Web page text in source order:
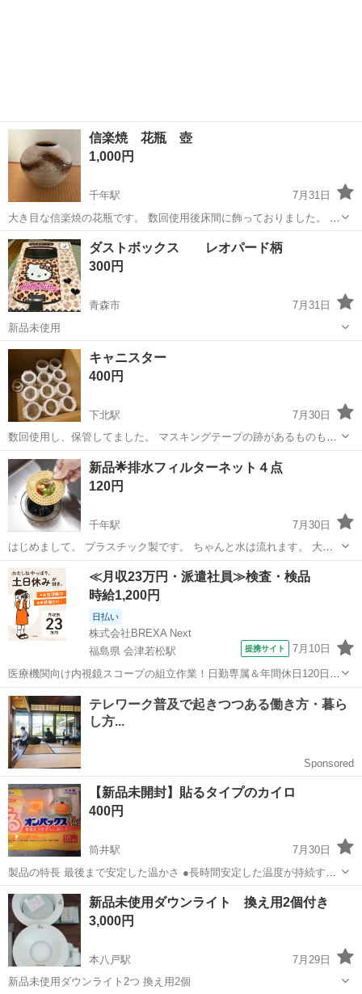
信楽焼 花瓶 壺
1,000円
千年駅
7月31日
大き目な信楽焼の花瓶です。 数回使用後床間に飾っておりました。 ご
納得の上ご購入お願い致します。
青森 弘前市 千年駅 家庭用品
ダストボックス レオパード柄
300円
青森市
7月31日
新品未使用
青森 青森市 家庭用品
キャニスター
400円
下北駅
7月30日
数回使用し、保管してました。 マスキングテープの跡があるものもあ
ります。 まとめてセットです。
青森 むつ市 下北駅 家庭用品
新品🌟排水フィルターネット４点
120円
千年駅
7月30日
はじめまして。 プラスチック製です。 ちゃんと水は流れます。 大き
さは写真３枚目に記載しています。 ✨もしかしたら欲しい商品が安値
であるかも✨ 🌸他の商品も見ていただければ嬉しいです🌸 ⚠️🚫⚠️🚫⚠️
🚫 値下げ交渉する...
青森 弘前市 千年駅 家庭用品
≪月収23万円・派遣社員≫検査・検品
時給1,200円
日払い
株式会社BREXA Next
福島県 会津若松駅
提携サイト 7月10日
医療機関向け内視鏡スコープの組立作業！日勤専属＆年間休日120日
★◎20代～40代の男女活躍中！送迎あり！マイカー通勤OK◎無料駐車
場あり★日払いあり◎空調完備で快適作業！《福島県会津若松市》 人
気の工場のお仕事 ◇医療機...
福島 会津若松市 会津若松駅
【新品未開封】貼るタイプのカイロ
400円
筒井駅
7月30日
製品の特長 最後まで安定した温かさ ●長時間安定した温度が持続す
る、貼るタイプのカイロです。 ●薄く、中身が均一で片寄らず、から
だにぴったりフィットします。 ●温かさが14時間持続します。 使用方
法 ...
青森 青森市 筒井駅 家庭用品 衣類
新品未使用ダウンライト 換え用2個付き
3,000円
本八戸駅
7月29日
新品未使用ダウンライト2つ 換え用2個